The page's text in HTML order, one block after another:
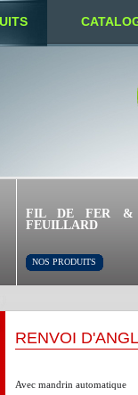
FIL DE FER &
FEUILLARD
NOS PRODUITS
RENVOI
Avec mandrin automatique